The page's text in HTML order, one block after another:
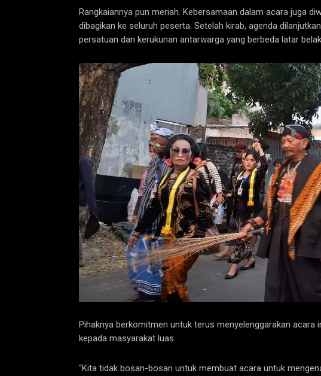
Rangkaiannya pun meriah. Kebersamaan dalam acara juga
dibagikan ke seluruh peserta. Setelah kirab, agenda
persatuan dan kerukunan antarwarga yang berbeda latar
Pihaknya berkomitmen untuk terus menyelenggarakan
kepada masyarakat luas.
“Kita tidak bosan-bosan untuk membuat acara untuk